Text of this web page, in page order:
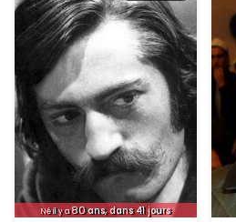
Né il y a80 ans, dans 41 jours